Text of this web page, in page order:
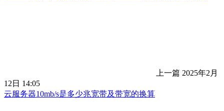
上一篇 2025年2月
12日 14:05
云服务器10mb/s是多少兆宽带及带宽的换算